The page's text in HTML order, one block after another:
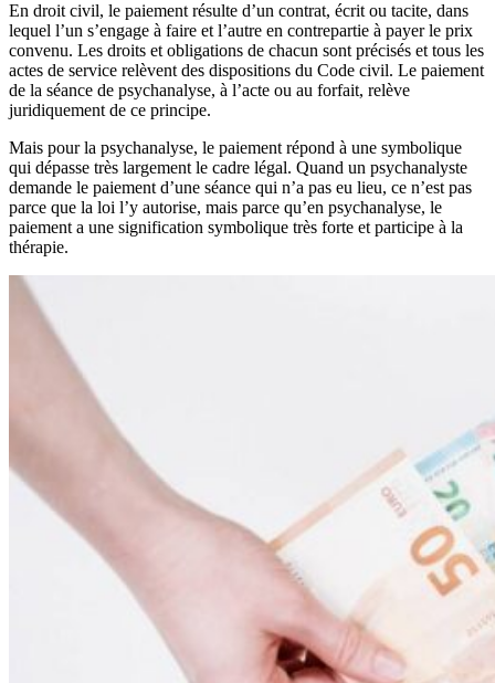
En droit civil, le paiement résulte d’un contrat, écrit ou tacite, dans
lequel l’un s’engage à faire et l’autre en contrepartie à payer le prix
convenu. Les droits et obligations de chacun sont précisés et tous les
actes de service relèvent des dispositions du Code civil. Le paiement
de la séance de psychanalyse, à l’acte ou au forfait, relève
juridiquement de ce principe.
Mais pour la psychanalyse, le paiement répond à une symbolique
qui dépasse très largement le cadre légal. Quand un psychanalyste
demande le paiement d’une séance qui n’a pas eu lieu, ce n’est pas
parce que la loi l’y autorise, mais parce qu’en psychanalyse, le
paiement a une signification symbolique très forte et participe à la
thérapie.